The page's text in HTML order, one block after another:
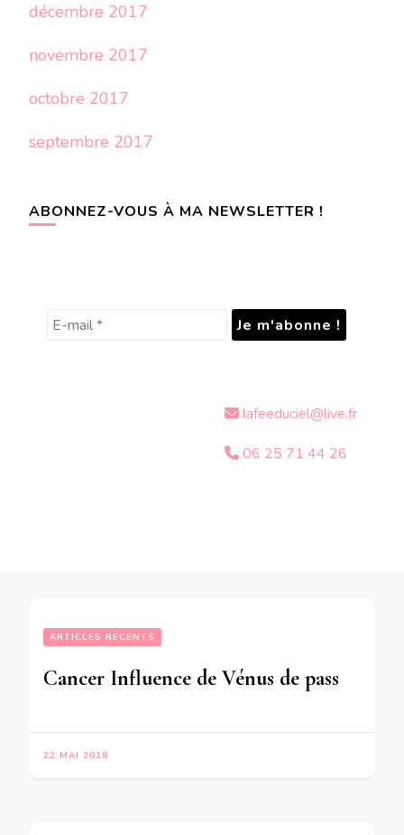
décembre 2017
novembre 2017
octobre 2017
septembre 2017
ABONNEZ-VOUS À MA NEWSLETTER !
lafeeduciel@live.fr
06 25 71 44 26
ARTICLES RÉCENTS
22 MAI 2018